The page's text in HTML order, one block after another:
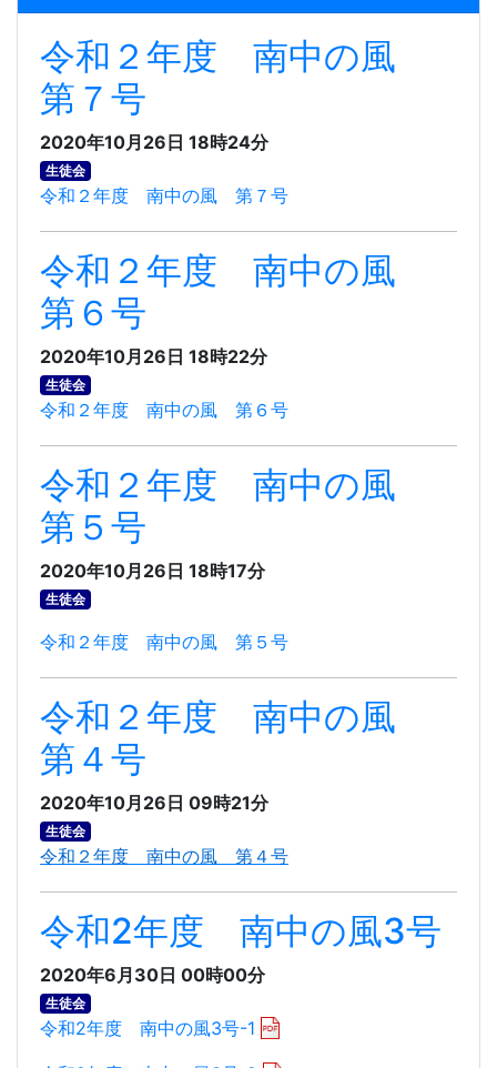
令和２年度 南中の風
第７号
2020年10月26日 18時24分
生徒会
令和２年度 南中の風 第７号
令和２年度 南中の風
第６号
2020年10月26日 18時22分
生徒会
令和２年度 南中の風 第６号
令和２年度 南中の風
第５号
2020年10月26日 18時17分
生徒会
令和２年度 南中の風 第５号
令和２年度 南中の風
第４号
2020年10月26日 09時21分
生徒会
令和２年度 南中の風 第４号
令和2年度 南中の風3号
2020年6月30日 00時00分
生徒会
令和2年度 南中の風3号-1